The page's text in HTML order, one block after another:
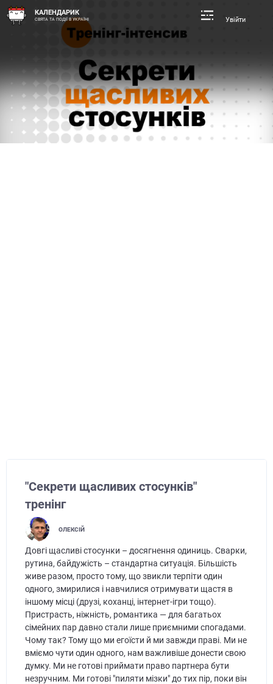
КАЛЕНДАРИК
СВЯТА ТА ПОДІЇ В УКРАЇНІ Увійти
"Секрети щасливих стосунків"
тренінг
ОЛЕКСІЙ
Довгі щасливі стосунки – досягнення одиниць. Сварки,
рутина, байдужість – стандартна ситуація. Більшість
живе разом, просто тому, що звикли терпіти один
одного, змирилися і навчилися отримувати щастя в
іншому місці (друзі, коханці, інтернет-ігри тощо).
Пристрасть, ніжність, романтика — для багатьох
сімейних пар давно стали лише приємними спогадами.
Чому так? Тому що ми егоїсти й ми завжди праві. Ми не
вміємо чути один одного, нам важливіше донести свою
думку. Ми не готові приймати право партнера бути
незручним. Ми готові "пиляти мізки" до тих пір, поки він